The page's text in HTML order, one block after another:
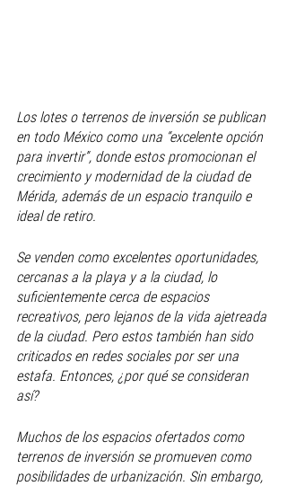
Los lotes o terrenos de inversión se publican
en todo México como una “excelente opción
para invertir”, donde estos promocionan el
crecimiento y modernidad de la ciudad de
Mérida, además de un espacio tranquilo e
ideal de retiro.
Se venden como excelentes oportunidades,
cercanas a la playa y a la ciudad, lo
suficientemente cerca de espacios
recreativos, pero lejanos de la vida ajetreada
de la ciudad. Pero estos también han sido
criticados en redes sociales por ser una
estafa. Entonces, ¿por qué se consideran
así?
Muchos de los espacios ofertados como
terrenos de inversión se promueven como
posibilidades de urbanización. Sin embargo,